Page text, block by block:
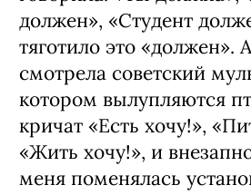
должен», «Студент
тяготило это «должен».
смо­трела советский
котором вылупляются
кричат «Есть хочу!»,
«Жить хочу!», и
меня поменялась